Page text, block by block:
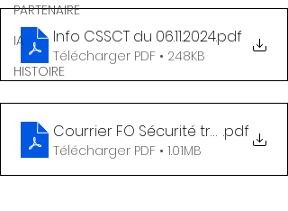
PARTENAIRE
IA
HISTOIRE
Info CSSCT du 06.11.2024.pdf
Télécharger PDF • 248KB
Courrier FO Sécurité transports
.pdf
Télécharger PDF • 1.01MB